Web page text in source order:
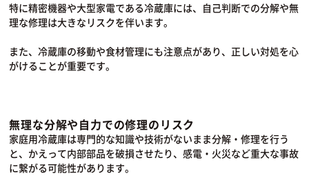
特に精密機器や大型家電である冷蔵庫には、自己判断での分解や無
理な修理は大きなリスクを伴います。
また、冷蔵庫の移動や食材管理にも注意点があり、正しい対処を心
がけることが重要です。
無理な分解や自力での修理のリスク
家庭用冷蔵庫は専門的な知識や技術がないまま分解・修理を行う
と、かえって内部部品を破損させたり、感電・火災など重大な事故
に繋がる可能性があります。